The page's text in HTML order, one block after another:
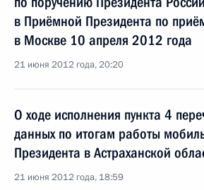
в Приёмной Президента по
в Москве 10 апреля 2012 года
21 июня 2012 года, 20:20
О ходе исполнения пункта 4
данных по итогам работы
Президента в Астраханской
21 июня 2012 года, 18:59